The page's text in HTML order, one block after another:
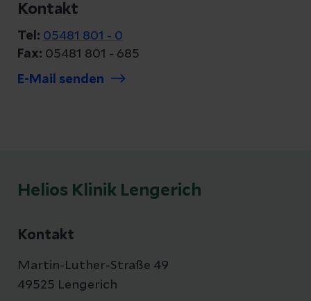
Kontakt
Tel: 05481 801 - 0
Fax: 05481 801 - 685
E-Mail senden
Helios Klinik Lengerich
Kontakt
Martin-Luther-Straße 49
49525 Lengerich